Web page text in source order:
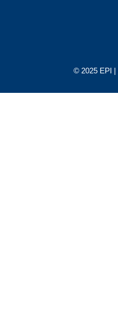
© 2025 EPI |